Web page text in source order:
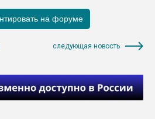
следующая новость